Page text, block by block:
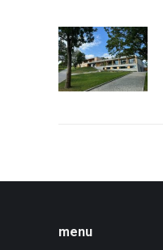
menu